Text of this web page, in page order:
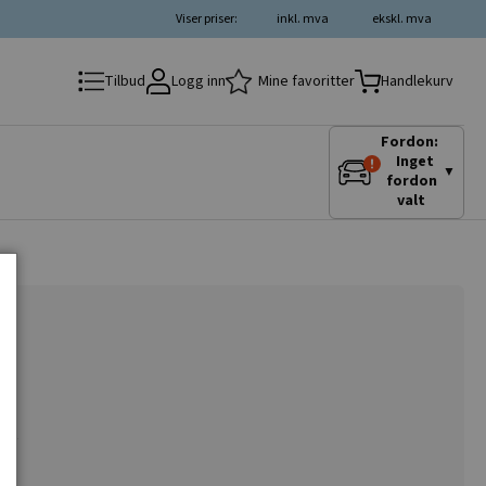
ekskl. mva
inkl. mva
Viser priser:
Tilbud Logg inn Mine favoritter Handlekurv
Fordon:
Inget
fordon
valt
▼